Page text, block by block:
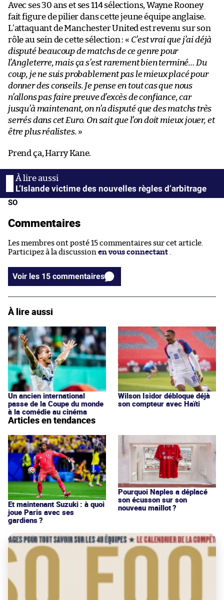
Avec ses 30 ans et ses 114 sélections, Wayne Rooney
fait figure de pilier dans cette jeune équipe anglaise.
L’attaquant de Manchester United est revenu sur son
rôle au sein de cette sélection : « C’est vrai que j’ai déjà
disputé beaucoup de matchs de ce genre pour
l’Angleterre, mais ça s’est rarement bien terminé… Du
coup, je ne suis probablement pas le mieux placé pour
donner des conseils. Je pense en tout cas que nous
n’allons pas faire preuve d’excès de confiance, car
jusqu’à maintenant, on n’a disputé que des matchs très
serrés dans cet Euro. On sait que l’on doit mieux jouer, et
être plus réalistes. »
Prend ça, Harry Kane.
L’Islande victime des nouvelles règles d’arbitrage
SO
Commentaires
Les membres ont posté 15 commentaires sur cet article.
Participez à la discussion en vous connectant
Voir les 15 commentaires
À lire aussi
Un ancien international
passe de la Coupe du monde
à la comédie au cinéma
Wilson Isidor débloque déjà
son compteur avec Haïti
Articles en tendances
Et maintenant Suzuki : à quoi
joue Paris avec ses
gardiens ?
Pourquoi Naples a déplacé
son écusson sur son
nouveau maillot ?